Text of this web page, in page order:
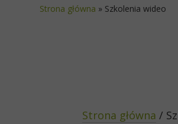
Strona główna » Szkolenia wideo
Strona główna /